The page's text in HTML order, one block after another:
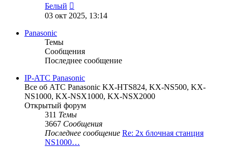
Белый
к
последнему
03 окт 2025, 13:14
Panasonic
Темы
Сообщения
Последнее сообщение
IP-АТС Panasonic
Все об АТС Panasonic KX-HTS824, KX-NS500, KX-
NS1000, KX-NSX1000, KX-NSX2000
Открытый форум
311 Темы
3667 Сообщения
Последнее сообщение Re: 2х блочная станция
NS1000…